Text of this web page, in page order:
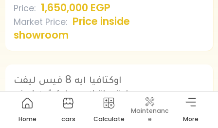
Price: 1,650,000 EGP
Market Price: Price inside
showroom
اوكتافيا ايه 8 فيس ليفت
اوتوماتيك سيليكشن لاونج
Price 1,850,000 EGP
Market Price: Price inside
Home cars Calculate
Maintenanc
e
More